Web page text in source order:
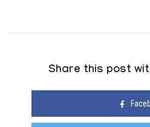
Share this post